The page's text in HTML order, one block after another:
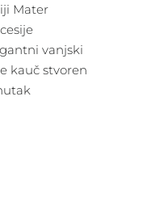
Mater
vanjski
kauč stvoren